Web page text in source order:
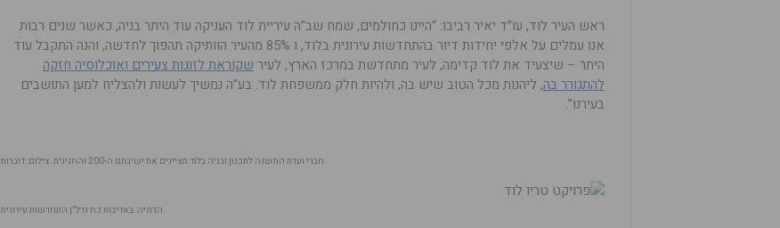
ראש העיר לוד, עו”ד יאיר רביבו: “היינו כחולמים, שמח שב”ה עיריית לוד העניקה עוד היתר בניה, כאשר שנים רבות
אנו עמלים על אלפי יחידות דיור בהתחדשות עירונית בלוד, ו 85% מהעיר הוותיקה תהפוך לחדשה, והנה התקבל עוד
היתר – שיצעיד את לוד קדימה, לעיר מתחדשת במרכז הארץ, לעיר שקוראת לזוגות צעירים ואוכלוסיה חזקה
להתגורר בה, ליהנות מכל הטוב שיש בה, ולהיות חלק ממשפחת לוד. בע”ה נמשיך לעשות ולהצליח למען התושבים
בעירנו”.
חברי ועדת המשנה לתכנון ובניה בלוד מציינים את ישיבתם ה-200 והחגיגית. צילום: דוברות
הדמיה: באדיבות כח נדל”ן התחדשות עירונית